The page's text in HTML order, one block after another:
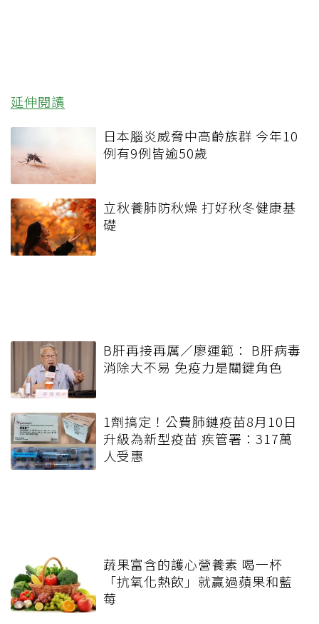
延伸閱讀
日本腦炎威脅中高齡族群 今年10
例有9例皆逾50歲
立秋養肺防秋燥 打好秋冬健康基
礎
B肝再接再厲／廖運範： B肝病毒
消除大不易 免疫力是關鍵角色
1劑搞定！公費肺鏈疫苗8月10日
升級為新型疫苗 疾管署：317萬
人受惠
蔬果富含的護心營養素 喝一杯
「抗氧化熱飲」就贏過蘋果和藍
莓